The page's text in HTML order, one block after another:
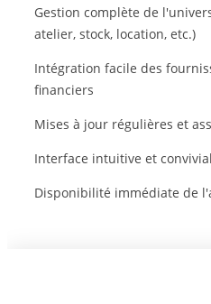
Gestion complète de
atelier, stock, location, etc.)
Intégration facile des
financiers
Mises à jour régulières et
Interface intuitive et
Disponibilité immédiate de